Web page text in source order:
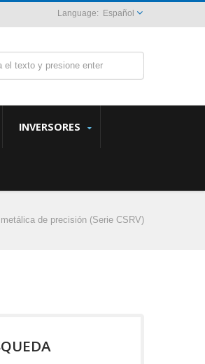
Español
INVERSORES
de precisión (Serie CSRV)